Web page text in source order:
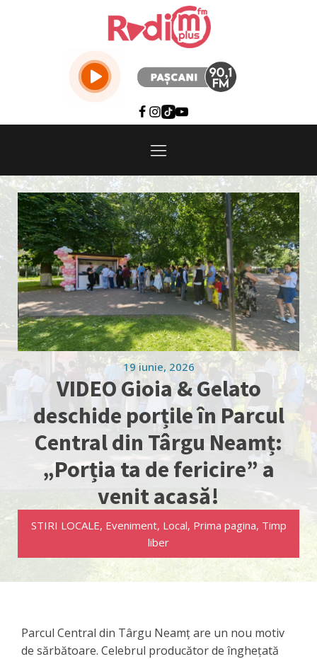
19 iunie, 2026
VIDEO Gioia & Gelato
deschide porțile în Parcul
Central din Târgu Neamț:
„Porția ta de fericire” a
venit acasă!
STIRI LOCALE, Eveniment, Local, Prima pagina, Timp
liber
Parcul Central din Târgu Neamț are un nou motiv
de sărbătoare. Celebrul producător de înghețată